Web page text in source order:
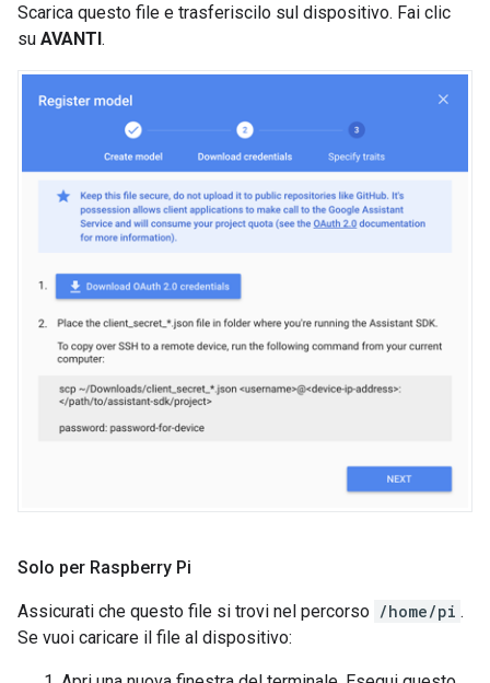
Scarica questo file e trasferiscilo sul dispositivo. Fai clic
su AVANTI.
Solo per Raspberry Pi
Assicurati che questo file si trovi nel percorso /home/pi .
Se vuoi caricare il file al dispositivo: